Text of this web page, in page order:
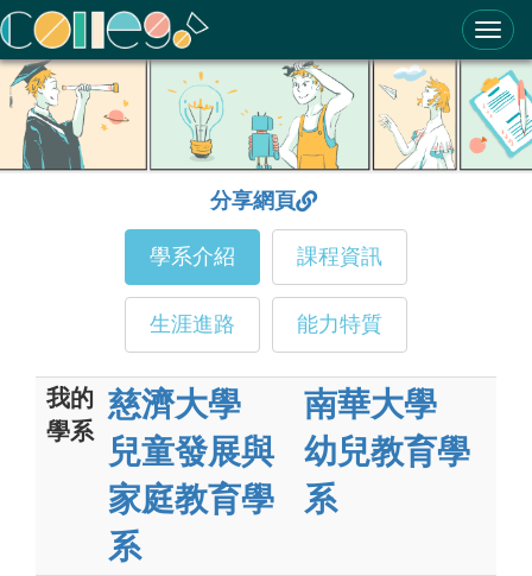
ColleGo! 大學選才與高中育才輔助系統
分享網頁
學系介紹 課程資訊
生涯進路 能力特質
我的
學系
慈濟大學
兒童發展與
家庭教育學
系
南華大學
幼兒教育學
系